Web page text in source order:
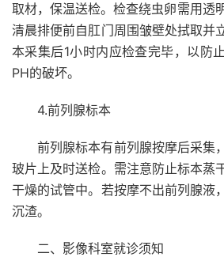
取材，保温送检。检查绕虫卵需用透
清晨排便前自肛门周围皱壁处拭取并
本采集后1小时内应检查完毕，以防
PH的破坏。
4.前列腺标本
前列腺标本有前列腺按摩后采集
玻片上及时送检。需注意防止标本蒸
干燥的试管中。若按摩不出前列腺液
沉渣。
二、影像科室就诊须知